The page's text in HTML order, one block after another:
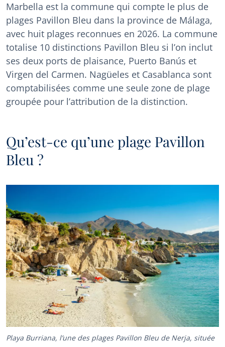
Marbella est la commune qui compte le plus de
plages Pavillon Bleu dans la province de Málaga,
avec huit plages reconnues en 2026. La commune
totalise 10 distinctions Pavillon Bleu si l’on inclut
ses deux ports de plaisance, Puerto Banús et
Virgen del Carmen. Nagüeles et Casablanca sont
comptabilisées comme une seule zone de plage
groupée pour l’attribution de la distinction.
Qu’est-ce qu’une plage Pavillon
Bleu ?
Playa Burriana, l’une des plages Pavillon Bleu de Nerja, située